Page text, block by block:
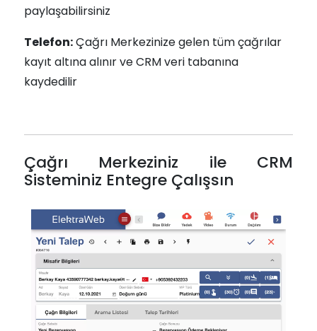
paylaşabilirsiniz
Telefon:Çağrı Merkezinize gelen tüm çağrılar
kayıt altına alınır ve CRM veri tabanına
kaydedilir
Çağrı Merkeziniz ile CRM
Sisteminiz Entegre Çalışsın